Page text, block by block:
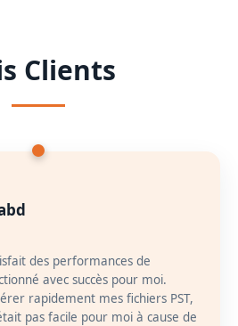
Clients
des performances de
avec succès pour moi.
rapidement mes fichiers PST,
pas facile pour moi à cause de